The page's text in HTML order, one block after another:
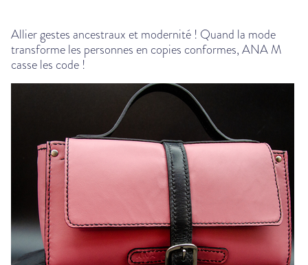
Allier gestes ancestraux et modernité ! Quand la mode
transforme les personnes en copies conformes, ANA M
casse les code !